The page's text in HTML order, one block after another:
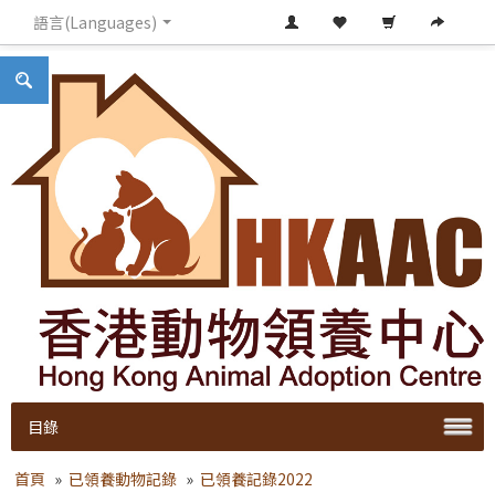
語言(Languages)
目錄
首頁 » 已領養動物記錄 » 已領養記錄2022